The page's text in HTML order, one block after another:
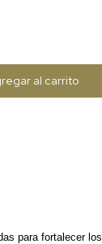
para fortalecer